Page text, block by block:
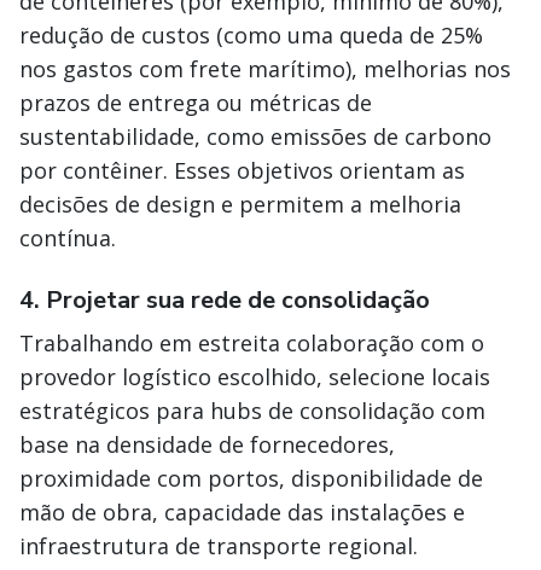
redução de custos (como uma queda de 25%
nos gastos com frete marítimo), melhorias nos
prazos de entrega ou métricas de
sustentabilidade, como emissões de carbono
por contêiner. Esses objetivos orientam as
decisões de design e permitem a melhoria
contínua.
4. Projetar sua rede de consolidação
Trabalhando em estreita colaboração com o
provedor logístico escolhido, selecione locais
estratégicos para hubs de consolidação com
base na densidade de fornecedores,
proximidade com portos, disponibilidade de
mão de obra, capacidade das instalações e
infraestrutura de transporte regional.